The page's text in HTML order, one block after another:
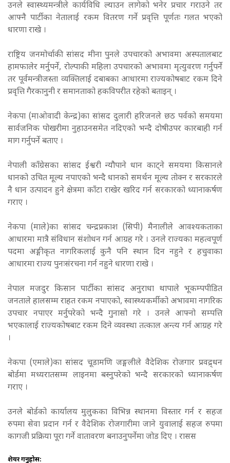
उनले स्वास्थ्यमन्त्रीले कार्यविधि ल्याउन लागेको भनेर प्रचार गराउने तर
आफ्नै पार्टीका नेतालाई रकम वितरण गर्ने प्रवृत्ति पूर्णतः गलत भएको
धारणा राखे ।
राष्ट्रिय जनमोर्चाकी सांसद मीना पुनले उपचारको अभावमा अस्पतालबाट
हामफालेर मर्नुपर्ने, रोल्पाकी महिला उपचारको अभावमा मृत्युवरण गर्नुपर्ने
तर पूर्वमन्त्रीजस्ता व्यक्तिलाई दबाबका आधारमा राज्यकोषबाट रकम दिने
प्रवृत्ति गैरकानुनी र समानताको हकविपरीत रहेको बताइन् ।
नेकपा (माओवादी केन्द्र)का सांसद दुलारी हरिजनले छठ पर्वको समयमा
सार्वजनिक पोखरीमा नुहाउनसमेत नदिएको भन्दै दोषीउपर कारबाही गर्न
माग गर्नुपर्ने बताए ।
नेपाली काँग्रेसका सांसद ईश्वरी न्यौपाने धान काट्ने समयमा किसानले
धानको उचित मूल्य नपाएको भन्दै धानको समर्थन मूल्य तोक्न र सरकारले
नै धान उत्पादन हुने क्षेत्रमा काँटा राखेर खरिद गर्न सरकारको ध्यानाकर्षण
गराए ।
नेकपा (माले)का सांसद चन्द्रप्रकाश (सिपी) मैनालीले आवश्यकताका
आधारमा मात्रै संविधान संशोधन गर्न आग्रह गरे । उनले राज्यका महत्वपूर्ण
पदमा अङ्गीकृत नागरिकलाई कुनै पनि स्थान दिन नहुने र हचुवाका
आधारमा राज्य पुनःसंरचना गर्न नहुने धारणा राखे ।
नेपाल मजदुर किसान पार्टीका सांसद अनुराधा थापाले भूकम्पपीडित
जनताले हालसम्म राहत रकम नपाएको, स्वास्थ्यकर्मीको अभावमा नागरिक
उपचार नपाएर मर्नुपरेको भन्दै गुनासो गरे । उनले आफ्नो सम्पत्ति
भएकालाई राज्यकोषबाट रकम दिने व्यवस्था तत्काल अन्त्य गर्न आग्रह गरे
।
नेकपा (एमाले)का सांसद चूडामणि जङ्गलीले वैदेशिक रोजगार प्रवद्र्धन
बोर्डमा मध्यरातसम्म लाइनमा बस्नुपरेको भन्दै सरकारको ध्यानाकर्षण
गराए ।
उनले बोर्डको कार्यालय मुलुकका विभिन्न स्थानमा विस्तार गर्न र सहज
रुपमा सेवा प्रदान गर्न र वैदेशिक रोजगारीमा जाने युवालाई सहज रुपमा
कागजी प्रक्रिया पूरा गर्ने वातावरण बनाउनुपर्नेमा जोड दिए । रासस
शेयर गर्नुहोस: